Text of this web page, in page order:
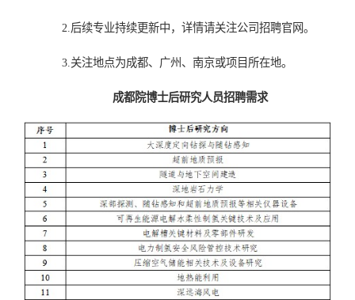
2. 后续专业持续更新中，详情请关注公司招聘官网。
3 关注地点为成都、广州、南京或项目所在地。
成都院博士后研究人员招聘需求